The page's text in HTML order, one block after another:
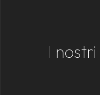
I nostri